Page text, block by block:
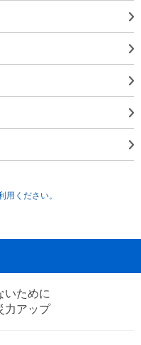
用ください。
いために
力アップ